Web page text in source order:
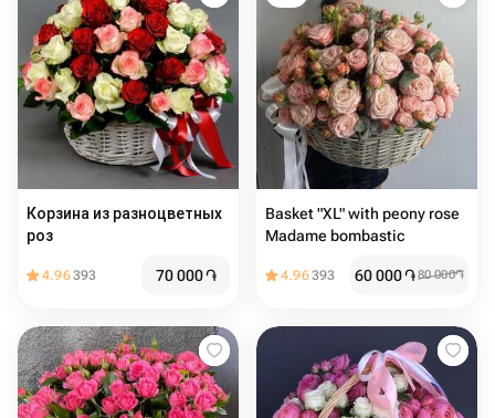
Корзина из разноцветных
роз
4.96393 70 000֏
Basket "XL" with peony rose
Madame bombastic
4.96393 60 000֏80 000֏